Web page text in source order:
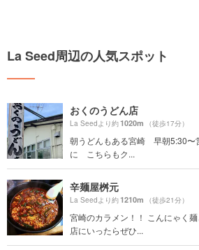
La Seed周辺の人気スポット
おくのうどん店
La Seedより約1020m （徒歩17分）
朝うどんもある宮崎 早朝5:30〜
に こちらもク...
辛麺屋桝元
La Seedより約1210m （徒歩21分）
宮崎のカラメン！！ こんにゃく
店にいったらぜひ...